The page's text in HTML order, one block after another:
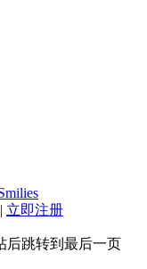
| 立即注册
后跳转到最后一页